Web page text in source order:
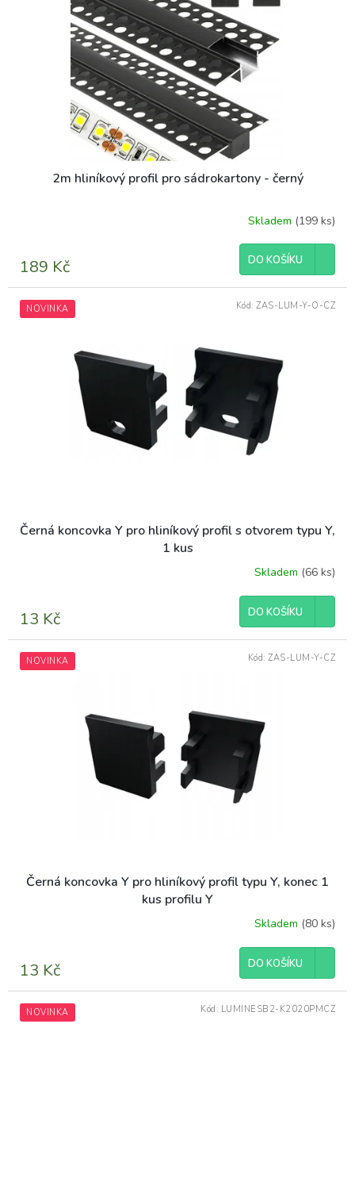
2m hliníkový profil pro sádrokartony - černý
Skladem (199 ks)
189 Kč DO KOŠÍKU
NOVINKA
Černá koncovka Y pro hliníkový profil s otvorem typu Y,
1 kus
Skladem (66 ks)
13 Kč DO KOŠÍKU
Kód: ZAS-LUM-Y-O-CZ
NOVINKA
Černá koncovka Y pro hliníkový profil typu Y, konec 1
kus profilu Y
Skladem (80 ks)
13 Kč DO KOŠÍKU
Kód: ZAS-LUM-Y-CZ
NOVINKA Kód: LUMINESB2-K2020PMCZ